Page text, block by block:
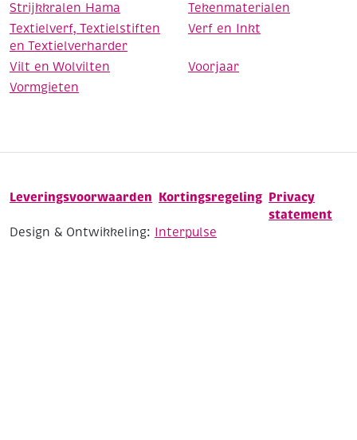
Strijkkralen Hama
Tekenmaterialen
Textielverf, Textielstiften
en Textielverharder
Verf en Inkt
Vilt en Wolvilten
Voorjaar
Vormgieten
Leveringsvoorwaarden Kortingsregeling Privacy
statement
Design & Ontwikkeling: Interpulse